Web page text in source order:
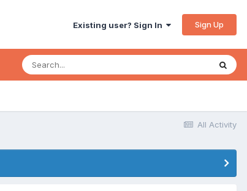
Existing user? Sign In Sign Up
All Activity